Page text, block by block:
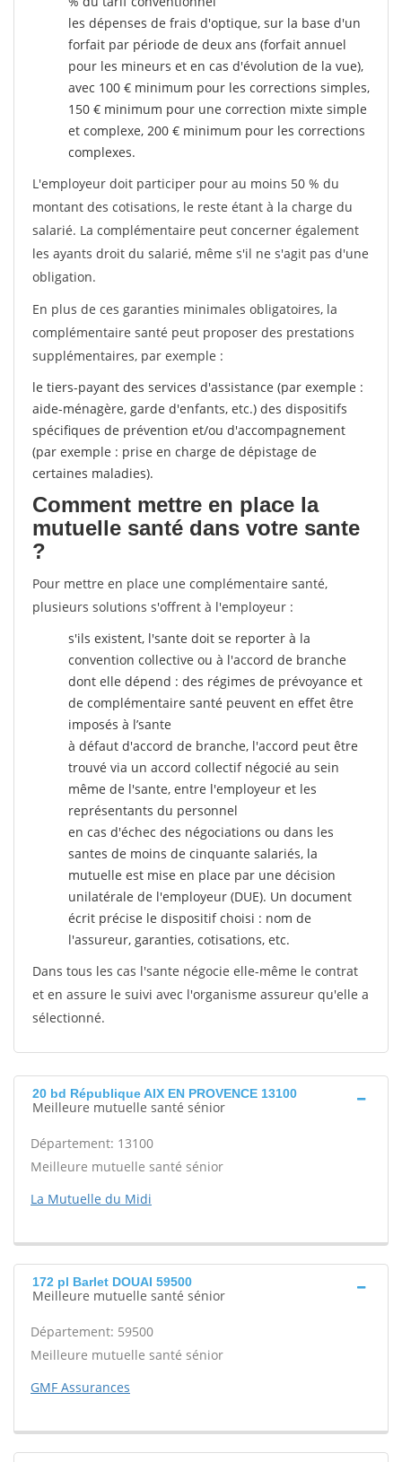
les dépenses de frais d'optique, sur la base d'un
forfait par période de deux ans (forfait annuel
pour les mineurs et en cas d'évolution de la vue),
avec 100 € minimum pour les corrections simples,
150 € minimum pour une correction mixte simple
et complexe, 200 € minimum pour les corrections
complexes.
L'employeur doit participer pour au moins 50 % du
montant des cotisations, le reste étant à la charge du
salarié. La complémentaire peut concerner également
les ayants droit du salarié, même s'il ne s'agit pas d'une
obligation.
En plus de ces garanties minimales obligatoires, la
complémentaire santé peut proposer des prestations
supplémentaires, par exemple :
le tiers-payant des services d'assistance (par exemple :
aide-ménagère, garde d'enfants, etc.) des dispositifs
spécifiques de prévention et/ou d'accompagnement
(par exemple : prise en charge de dépistage de
certaines maladies).
Comment mettre en place la
mutuelle santé dans votre sante
?
Pour mettre en place une complémentaire santé,
plusieurs solutions s'offrent à l'employeur :
s'ils existent, l'sante doit se reporter à la
convention collective ou à l'accord de branche
dont elle dépend : des régimes de prévoyance et
de complémentaire santé peuvent en effet être
imposés à l’sante
à défaut d'accord de branche, l'accord peut être
trouvé via un accord collectif négocié au sein
même de l'sante, entre l'employeur et les
représentants du personnel
en cas d'échec des négociations ou dans les
santes de moins de cinquante salariés, la
mutuelle est mise en place par une décision
unilatérale de l'employeur (DUE). Un document
écrit précise le dispositif choisi : nom de
l'assureur, garanties, cotisations, etc.
Dans tous les cas l'sante négocie elle-même le contrat
et en assure le suivi avec l'organisme assureur qu'elle a
sélectionné.
20 bd République AIX EN PROVENCE 13100
Meilleure mutuelle santé sénior
Département: 13100
Meilleure mutuelle santé sénior
La Mutuelle du Midi
172 pl Barlet DOUAI 59500
Meilleure mutuelle santé sénior
Département: 59500
Meilleure mutuelle santé sénior
GMF Assurances